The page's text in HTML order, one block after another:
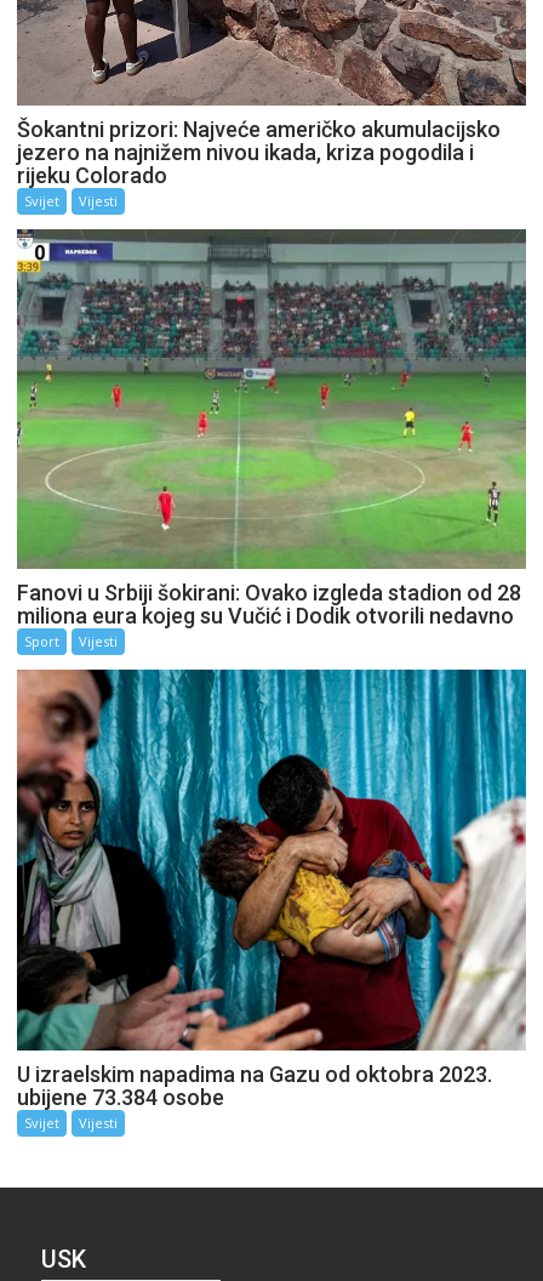
Šokantni prizori: Najveće američko akumulacijsko
jezero na najnižem nivou ikada, kriza pogodila i
rijeku Colorado
Svijet Vijesti
Fanovi u Srbiji šokirani: Ovako izgleda stadion od 28
miliona eura kojeg su Vučić i Dodik otvorili nedavno
Sport Vijesti
U izraelskim napadima na Gazu od oktobra 2023.
ubijene 73.384 osobe
Svijet Vijesti
USK